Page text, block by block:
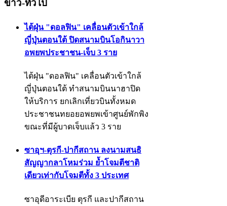
ข่าว-ทั่วไป
ไต้ฝุ่น "ดอลฟิน" เคลื่อนตัวเข้าใกล้
ญี่ปุ่นตอนใต้ ปิดสนามบินโอกินาวา
อพยพประชาชน-เจ็บ 3 ราย
ไต้ฝุ่น "ดอลฟิน" เคลื่อนตัวเข้าใกล้
ญี่ปุ่นตอนใต้ ทำสนามบินนาฮาปิด
ให้บริการ ยกเลิกเที่ยวบินทั้งหมด
ประชาชนทยอยอพยพเข้าศูนย์พักพิง
ขณะที่มีผู้บาดเจ็บแล้ว 3 ราย
ซาอุฯ-ตุรกี-ปากีสถาน ลงนามสนธิ
สัญญากลาโหมร่วม ย้ำโจมตีชาติ
เดียวเท่ากับโจมตีทั้ง 3 ประเทศ
ซาอุดีอาระเบีย ตุรกี และปากีสถาน